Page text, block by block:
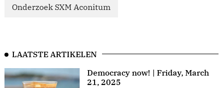
Onderzoek SXM Aconitum
LAATSTE ARTIKELEN
Democracy now! | Friday, March
21, 2025